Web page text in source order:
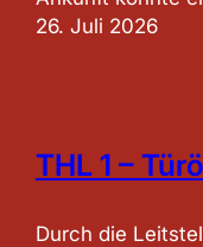
26. Juli 2026
THL 1 –
Durch die